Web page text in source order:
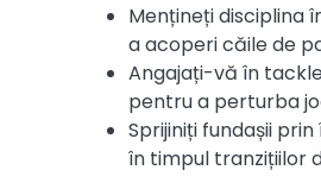
Mențineți disciplina
a acoperi căile de
Angajați-vă în
pentru a perturba
Sprijiniți fundașii
în timpul tranzițiilor